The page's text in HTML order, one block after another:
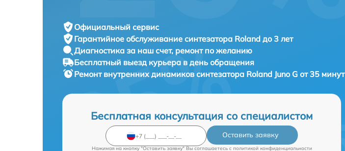
Официальный сервис
Гарантийное обслуживание синтезатора Roland до 3 лет
Диагностика за наш счет, ремонт по желанию
Бесплатный выезд курьера в день обращения
Ремонт внутренних динамиков синтезатора Roland Juno G от 35 минут
Бесплатная консультация со специалистом
Оставить заявку
Нажимая на кнопку "Оставить заявку" Вы соглашаетесь c политикой конфиденциальности